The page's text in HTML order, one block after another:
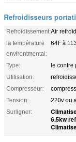
Refroidisseurs
Refroidissement:Air
la température
environtmental:
64F à
Type:
le contre
Utilisation:
Compresseur:
Tension:
220v ou
Surligner:
6.5kw